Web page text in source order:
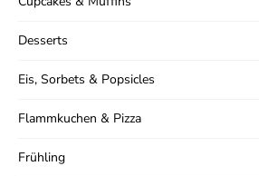
Desserts
Eis, Sorbets & Popsicles
Flammkuchen & Pizza
Frühling